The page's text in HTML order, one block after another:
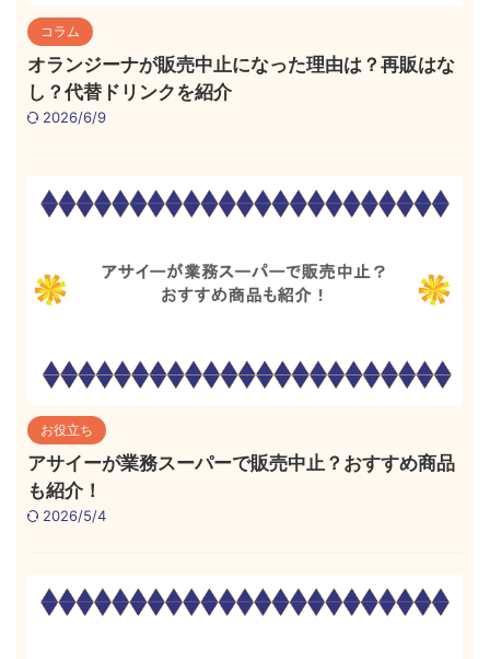
コラム
オランジーナが販売中止になった理由は？再販はな
し？代替ドリンクを紹介
2026/6/9
お役立ち
アサイーが業務スーパーで販売中止？おすすめ商品
も紹介！
2026/5/4